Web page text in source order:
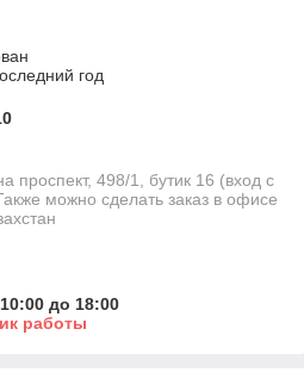
год
проспект, 498/1, бутик 16 (вход с
можно сделать заказ в офисе
до 18:00
работы